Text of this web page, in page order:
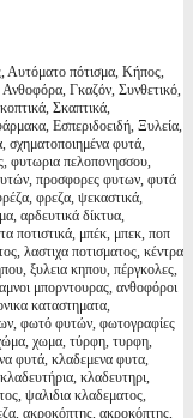
Αυτόματο πότισμα, Κήπος,
Ανθοφόρα, Γκαζόν, Συνθετικό,
Σκαπτικά,
Εσπεριδοειδή, Ξυλεία,
σχηματοποιημένα φυτά,
φυτωρια πελοπονησσου,
προσφορες φυτων, φυτά
φρεζα, ψεκαστικά,
αρδευτικά δίκτυα,
ποτιστικά, μπέκ, μπεκ, ποπ
λαστιχα ποτισματος, κέντρα
ξυλεια κηπου, πέργκολες,
μπορντουρας, ανθοφόροι
καταστηματα,
φωτό φυτών, φωτογραφίες
χωμα, τύρφη, τυρφη,
φυτά, κλαδεμενα φυτα,
κλαδευτηρι,
ψαλιδια κλαδεματος,
ακροκόπτης, ακροκόπτης,